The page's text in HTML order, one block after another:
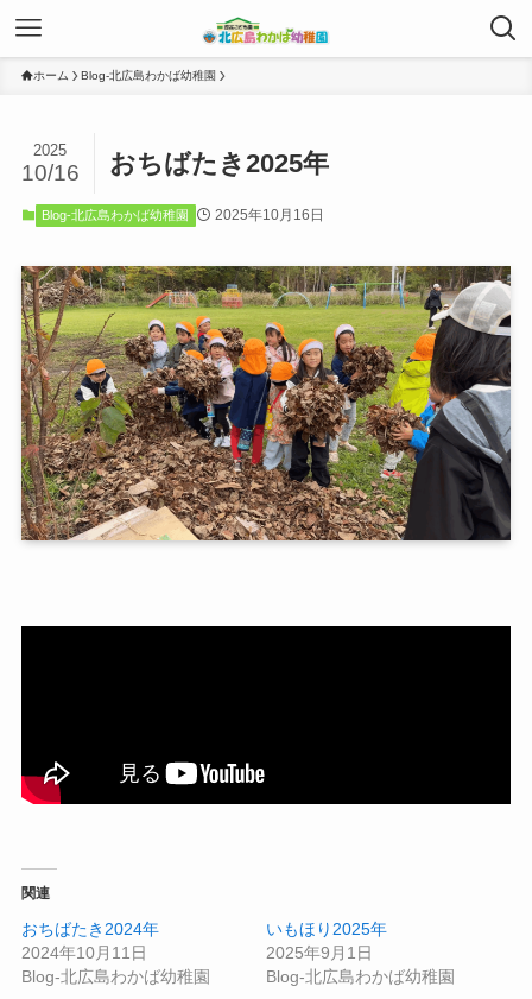
ホーム Blog-北広島わかば幼稚園
おちばたき2025年
2025
10/16
Blog-北広島わかば幼稚園 2025年10月16日
関連
おちばたき2024年
2024年10月11日
Blog-北広島わかば幼稚園
いもほり2025年
2025年9月1日
Blog-北広島わかば幼稚園